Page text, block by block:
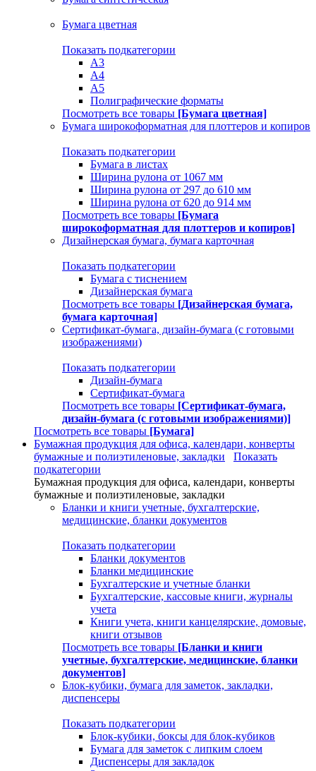
Бумага цветная
Показать подкатегории
A3
A4
А5
Полиграфические форматы
Посмотреть все товары [Бумага цветная]
Бумага широкоформатная для плоттеров и копиров
Показать подкатегории
Бумага в листах
Ширина рулона от 1067 мм
Ширина рулона от 297 до 610 мм
Ширина рулона от 620 до 914 мм
Посмотреть все товары [Бумага
широкоформатная для плоттеров и копиров]
Дизайнерская бумага, бумага карточная
Показать подкатегории
Бумага с тиснением
Дизайнерская бумага
Посмотреть все товары [Дизайнерская бумага,
бумага карточная]
Сертификат-бумага, дизайн-бумага (с готовыми
изображениями)
Показать подкатегории
Дизайн-бумага
Сертификат-бумага
Посмотреть все товары [Сертификат-бумага,
дизайн-бумага (с готовыми изображениями)]
Посмотреть все товары [Бумага]
Бумажная продукция для офиса, календари, конверты
бумажные и полиэтиленовые, закладки
Показать
подкатегории
Бумажная продукция для офиса, календари, конверты
бумажные и полиэтиленовые, закладки
Бланки и книги учетные, бухгалтерские,
медицинские, бланки документов
Показать подкатегории
Бланки документов
Бланки медицинские
Бухгалтерские и учетные бланки
Бухгалтерские, кассовые книги, журналы
учета
Книги учета, книги канцелярские, домовые,
книги отзывов
Посмотреть все товары [Бланки и книги
учетные, бухгалтерские, медицинские, бланки
документов]
Блок-кубики, бумага для заметок, закладки,
диспенсеры
Показать подкатегории
Блок-кубики, боксы для блок-кубиков
Бумага для заметок с липким слоем
Диспенсеры для закладок